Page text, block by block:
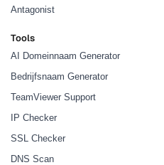
Antagonist
Tools
AI Domeinnaam Generator
Bedrijfsnaam Generator
TeamViewer Support
IP Checker
SSL Checker
DNS Scan